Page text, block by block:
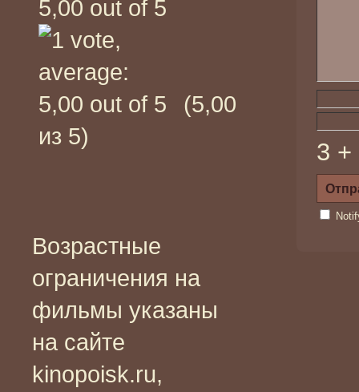
(5,00
из 5)
Возрастные
ограничения на
фильмы указаны
на сайте
kinopoisk.ru,
3